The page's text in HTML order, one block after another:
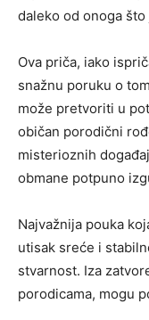
daleko od onoga
Ova priča, iako
snažnu poruku o
može pretvoriti u
običan porodični
misterioznih
obmane potpuno
Najvažnija pouka
utisak sreće i
stvarnost. Iza
porodicama, mogu